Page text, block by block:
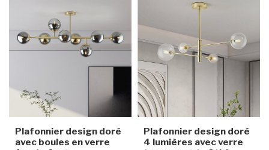
Plafonnier design doré
avec boules en verre
Plafonnier design doré
4 lumières avec verre